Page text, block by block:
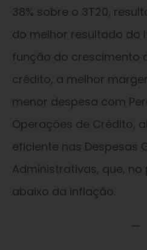
38% sobre o 3T20,
do melhor resultado do
função do crescimento
crédito, a melhor
menor despesa com
Operações de Crédito,
eficiente nas Despesas
Administrativas, que,
abaixo da inflação.
—